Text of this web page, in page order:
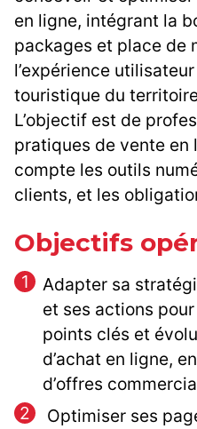
en ligne, intégrant la
packages et place de
l’expérience
touristique du
L’objectif est de
pratiques de vente en
compte les outils
clients, et les
Objectifs
Adapter sa
et ses actions
points clés et
d’achat en ligne,
d’offres
Optimiser ses